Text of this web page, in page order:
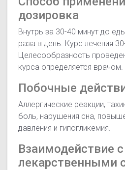
дозировка
Внутрь за 30-40 минут до
раза в день. Курс лечения
Целесообразность
курса определяется врачом.
Побочные
Аллергические реакции,
боль, нарушения сна,
давления и гипогликемия.
Взаимодействие
лекарственными